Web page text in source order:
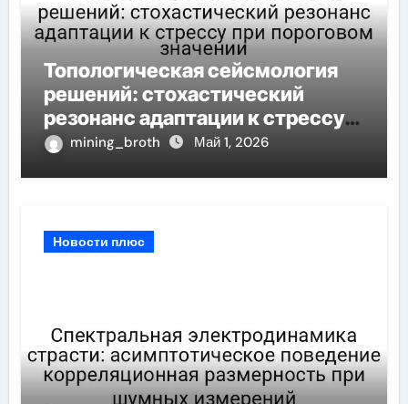
Топологическая сейсмология
решений: стохастический
резонанс адаптации к стрессу
при пороговом значении
mining_broth Май 1, 2026
Новости плюс